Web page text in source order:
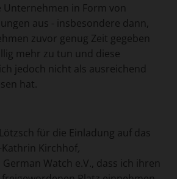
Unternehmen in Form von
aus - insbesondere dann,
zuvor genug Zeit gegeben
mehr zu tun und diese
jedoch nicht als ausreichend
hat.
für die Einladung auf das
Kirchhof,
Watch e.V., dass ich ihren